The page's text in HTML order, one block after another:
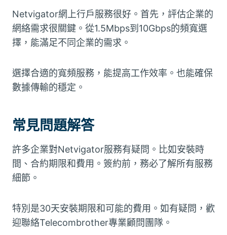
Netvigator網上行戶服務很好。首先，評估企業的
網絡需求很關鍵。從1.5Mbps到10Gbps的頻寬選
擇，能滿足不同企業的需求。
選擇合適的寬頻服務，能提高工作效率。也能確保
數據傳輸的穩定。
常見問題解答
許多企業對Netvigator服務有疑問。比如安裝時
間、合約期限和費用。簽約前，務必了解所有服務
細節。
特別是30天安裝期限和可能的費用。如有疑問，歡
迎聯絡Telecombrother專業顧問團隊。